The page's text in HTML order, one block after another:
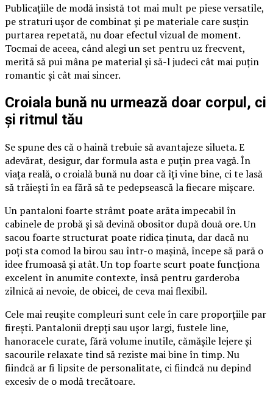
Publicațiile de modă insistă tot mai mult pe piese versatile,
pe straturi ușor de combinat și pe materiale care susțin
purtarea repetată, nu doar efectul vizual de moment.
Tocmai de aceea, când alegi un set pentru uz frecvent,
merită să pui mâna pe material și să-l judeci cât mai puțin
romantic și cât mai sincer.
Croiala bună nu urmează doar corpul, ci
și ritmul tău
Se spune des că o haină trebuie să avantajeze silueta. E
adevărat, desigur, dar formula asta e puțin prea vagă. În
viața reală, o croială bună nu doar că îți vine bine, ci te lasă
să trăiești în ea fără să te pedepsească la fiecare mișcare.
Un pantaloni foarte strâmt poate arăta impecabil în
cabinele de probă și să devină obositor după două ore. Un
sacou foarte structurat poate ridica ținuta, dar dacă nu
poți sta comod la birou sau într-o mașină, începe să pară o
idee frumoasă și atât. Un top foarte scurt poate funcționa
excelent în anumite contexte, însă pentru garderoba
zilnică ai nevoie, de obicei, de ceva mai flexibil.
Cele mai reușite compleuri sunt cele în care proporțiile par
firești. Pantalonii drepți sau ușor largi, fustele line,
hanoracele curate, fără volume inutile, cămășile lejere și
sacourile relaxate tind să reziste mai bine în timp. Nu
fiindcă ar fi lipsite de personalitate, ci fiindcă nu depind
excesiv de o modă trecătoare.